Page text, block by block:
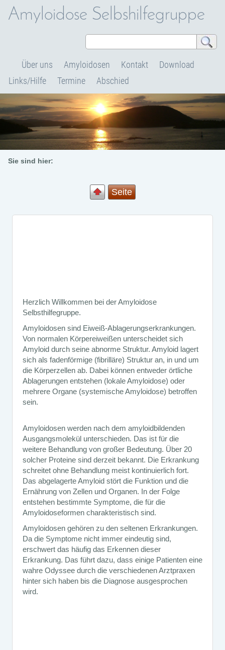
Amyloidose Selbshilfegruppe
Über uns Amyloidosen Kontakt
Download
Links/Hilfe
Termine Abschied
Sie sind hier:
Seite
Herzlich Willkommen bei der Amyloidose
Selbsthilfegruppe.
Amyloidosen sind Eiweiß-Ablagerungserkrankungen.
Von normalen Körpereiweißen unterscheidet sich
Amyloid durch seine abnorme Struktur. Amyloid lagert
sich als fadenförmige (fibrilläre) Struktur an, in und um
die Körperzellen ab. Dabei können entweder örtliche
Ablagerungen entstehen (lokale Amyloidose) oder
mehrere Organe (systemische Amyloidose) betroffen
sein.
Amyloidosen werden nach dem amyloidbildenden
Ausgangsmolekül unterschieden. Das ist für die
weitere Behandlung von großer Bedeutung. Über 20
solcher Proteine sind derzeit bekannt. Die Erkrankung
schreitet ohne Behandlung meist kontinuierlich fort.
Das abgelagerte Amyloid stört die Funktion und die
Ernährung von Zellen und Organen. In der Folge
entstehen bestimmte Symptome, die für die
Amyloidoseformen charakteristisch sind.
Amyloidosen gehören zu den seltenen Erkrankungen.
Da die Symptome nicht immer eindeutig sind,
erschwert das häufig das Erkennen dieser
Erkrankung. Das führt dazu, dass einige Patienten eine
wahre Odyssee durch die verschiedenen Arztpraxen
hinter sich haben bis die Diagnose ausgesprochen
wird.